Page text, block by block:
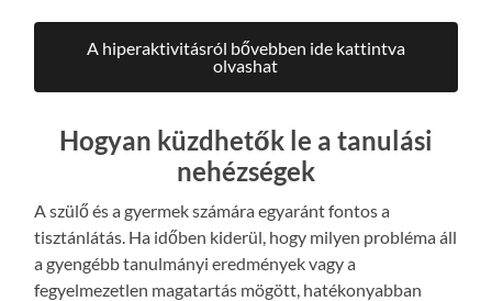
A hiperaktivitásról bővebben ide kattintva
olvashat
Hogyan küzdhetők le a tanulási
nehézségek
A szülő és a gyermek számára egyaránt fontos a
tisztánlátás. Ha időben kiderül, hogy milyen probléma áll
a gyengébb tanulmányi eredmények vagy a
fegyelmezetlen magatartás mögött, hatékonyabban